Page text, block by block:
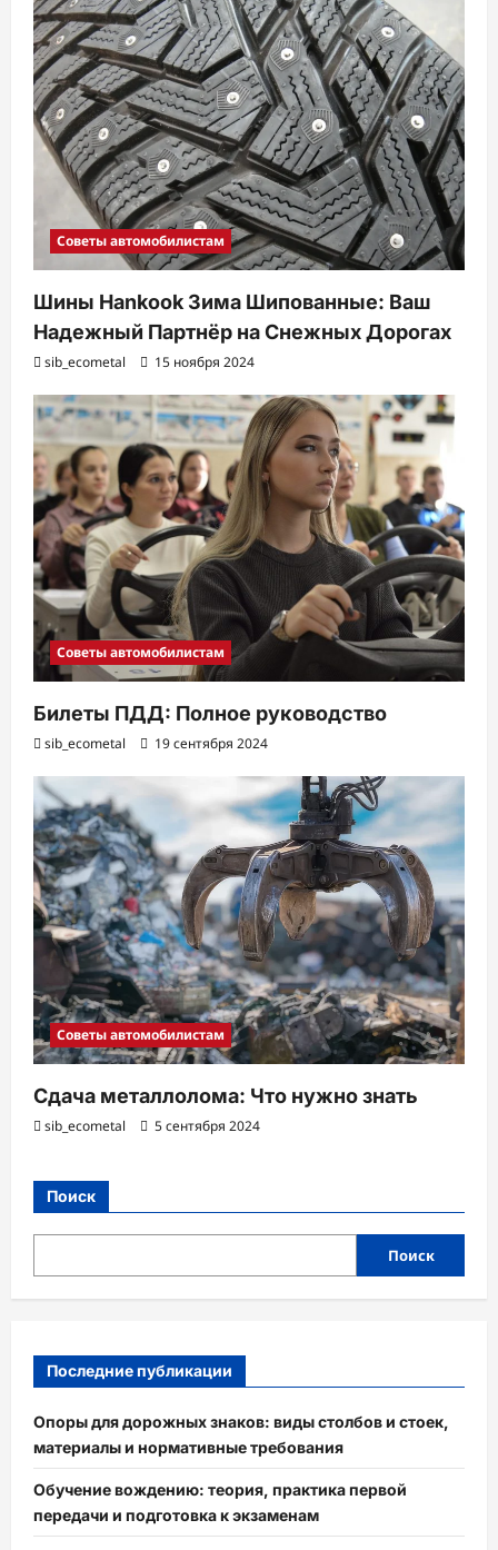
Советы автомобилистам
Шины Hankook Зима Шипованные: Ваш
Надежный Партнёр на Снежных Дорогах
sib_ecometal 15 ноября 2024
Советы автомобилистам
Билеты ПДД: Полное руководство
sib_ecometal 19 сентября 2024
Советы автомобилистам
Сдача металлолома: Что нужно знать
sib_ecometal 5 сентября 2024
Поиск
Поиск
Последние публикации
Опоры для дорожных знаков: виды столбов и стоек,
материалы и нормативные требования
Обучение вождению: теория, практика первой
передачи и подготовка к экзаменам